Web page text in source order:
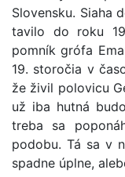
Slovensku. Siaha
tavilo do roku
pomník grófa
19. storočia v
že živil polovicu
už iba hutná
treba sa
podobu. Tá sa v
spadne úplne,